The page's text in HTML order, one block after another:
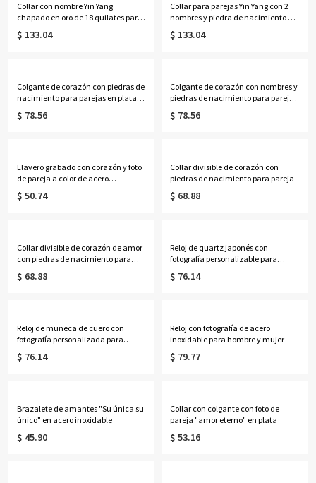
Collar con nombre Yin Yang
chapado en oro de 18 quilates para
parejas
$ 133.04
Collar para parejas Yin Yang con 2
nombres y piedra de nacimiento en
oro rosa
$ 133.04
Colgante de corazón con piedras de
nacimiento para parejas en plata
chapada en oro
$ 78.56
Colgante de corazón con nombres y
piedras de nacimiento para parejas
en oro rosa
$ 78.56
Llavero grabado con corazón y foto
de pareja a color de acero
inoxidable
$ 50.74
Collar divisible de corazón con
piedras de nacimiento para pareja
$ 68.88
Collar divisible de corazón de amor
con piedras de nacimiento para
pareja
$ 68.88
Reloj de quartz japonés con
fotografía personalizable para
hombre y mujer
$ 76.14
Reloj de muñeca de cuero con
fotografía personalizada para
regalar y recuerdo unisex
$ 76.14
Reloj con fotografía de acero
inoxidable para hombre y mujer
$ 79.77
Brazalete de amantes "Su única su
único" en acero inoxidable
$ 45.90
Collar con colgante con foto de
pareja "amor eterno" en plata
$ 53.16